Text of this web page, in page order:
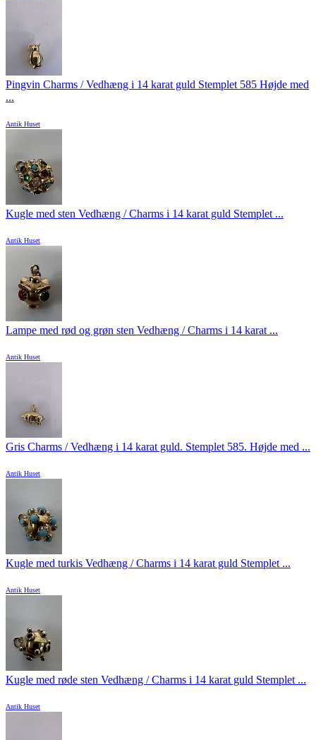
Pingvin Charms / Vedhæng i 14 karat guld Stemplet 585 Højde med
...
Antik Huset
Kugle med sten Vedhæng / Charms i 14 karat guld Stemplet ...
Antik Huset
Lampe med rød og grøn sten Vedhæng / Charms i 14 karat ...
Antik Huset
Gris Charms / Vedhæng i 14 karat guld. Stemplet 585. Højde med ...
Antik Huset
Kugle med turkis Vedhæng / Charms i 14 karat guld Stemplet ...
Antik Huset
Kugle med røde sten Vedhæng / Charms i 14 karat guld Stemplet ...
Antik Huset